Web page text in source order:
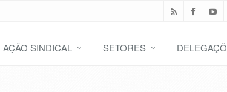
AÇÃO SINDICAL SETORES